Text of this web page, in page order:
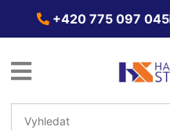
+420 775 097 045